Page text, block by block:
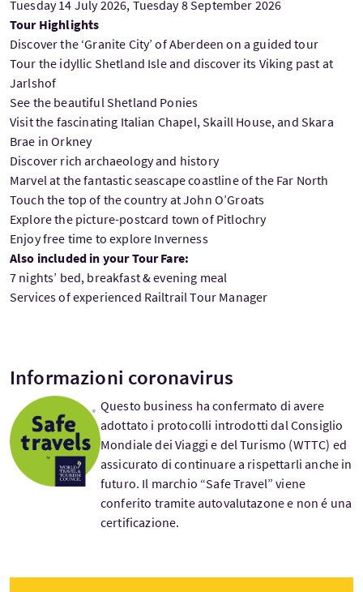
Tuesday 14 July 2026, Tuesday 8 September 2026
Tour Highlights
Discover the ‘Granite City’ of Aberdeen on a guided tour
Tour the idyllic Shetland Isle and discover its Viking past at
Jarlshof
See the beautiful Shetland Ponies
Visit the fascinating Italian Chapel, Skaill House, and Skara
Brae in Orkney
Discover rich archaeology and history
Marvel at the fantastic seascape coastline of the Far North
Touch the top of the country at John O’Groats
Explore the picture-postcard town of Pitlochry
Enjoy free time to explore Inverness
Also included in your Tour Fare:
7 nights’ bed, breakfast & evening meal
Services of experienced Railtrail Tour Manager
Informazioni coronavirus
Questo business ha confermato di avere
adottato i protocolli introdotti dal Consiglio
Mondiale dei Viaggi e del Turismo (WTTC) ed
assicurato di continuare a rispettarli anche in
futuro. Il marchio “Safe Travel” viene
conferito tramite autovalutazone e non é una
certificazione.